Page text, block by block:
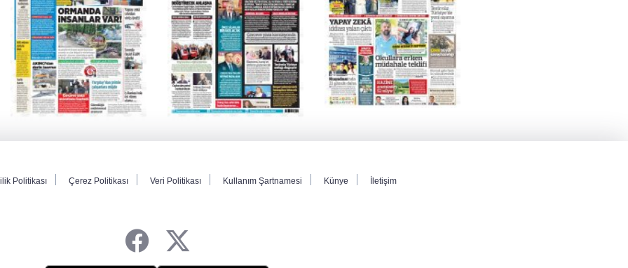
Politikası Çerez Politikası Veri Politikası Kullanım Şartnamesi Künye İletişim